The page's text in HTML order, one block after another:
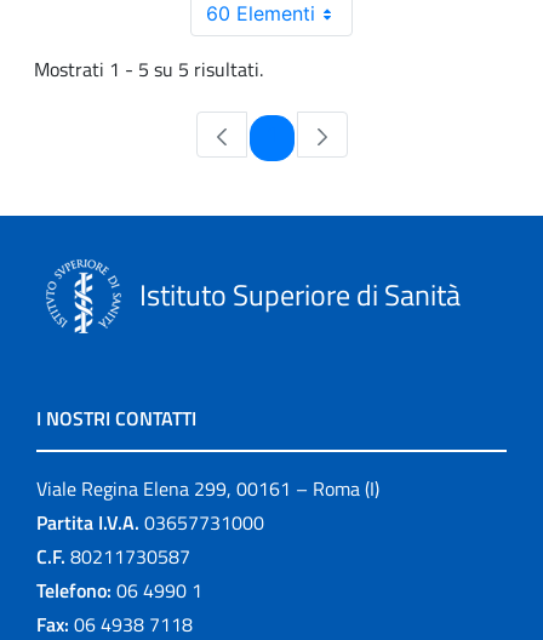
60 Elementi
Mostrati 1 - 5 su 5 risultati.
Pagina
Istituto Superiore di Sanità
I NOSTRI CONTATTI
Viale Regina Elena 299, 00161 – Roma (I)
Partita I.V.A. 03657731000
C.F. 80211730587
Telefono: 06 4990 1
Fax: 06 4938 7118